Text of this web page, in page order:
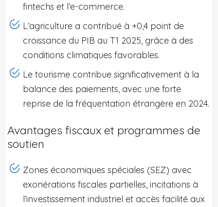
fintechs et l’e-commerce.
L’agriculture a contribué à +0,4 point de
croissance du PIB au T1 2025, grâce à des
conditions climatiques favorables.
Le tourisme contribue significativement à la
balance des paiements, avec une forte
reprise de la fréquentation étrangère en 2024.
Avantages fiscaux et programmes de
soutien
Zones économiques spéciales (SEZ) avec
exonérations fiscales partielles, incitations à
l’investissement industriel et accès facilité aux